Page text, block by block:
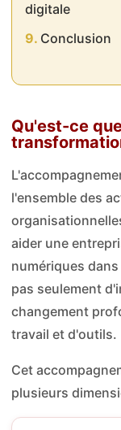
digitale
Conclusion
Qu'est-ce
l'ensemble des
aider une
numériques
pas seulement
changement
travail et d'outils.
Cet
plusieurs